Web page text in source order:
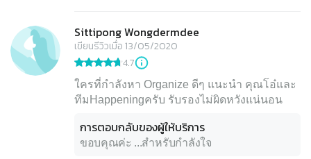
Sittipong Wongdermdee
เขียนรีวิวเมื่อ 13/05/2020
4.7
ใครที่กำลังหา Organize ดีๆ แนะนำ คุณโอ๋และ
ทีมHappeningครับ รับรองไม่ผิดหวังแน่นอน
การตอบกลับของผู้ให้บริการ
ขอบคุณค่ะ ...สำหรับกำลังใจ